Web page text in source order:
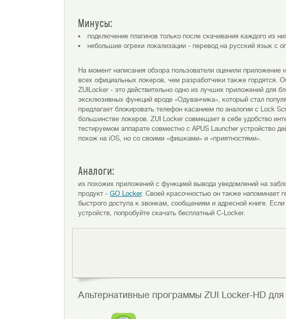
Минусы:
подключение плагинов только после скачивания каждого из
небольшие огрехи локализации - перевод на русский язык с
На момент написания обзора пользователи оценили
всех официальных локеров, чем разработчики также гордятся.
ZUILocker - это действительно одно из лучших приложений для
эксклюзивных функций вроде «Одуванчика», который стал
предлагает блокировать телефон касанием по аналогии с Lock
большинстве локеров. ZUI Locker совмещает в себе удобство
тестируемом аппарате совместно с APUS Launcher устройство
похож на iOS, но со своими «фишками» и «приятностями».
Аналоги:
из похожих приложений с функцией вывода уведомлений на
продукт - GO Locker. Своей красочностью он также напоминает
быстрого доступа к звонкам, сообщениям и адресной книге.
устройств, попробуйте скачать бесплатный C-Locker.
Альтернативные программы ZUI Locker-HD